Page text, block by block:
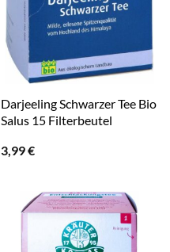
Darjeeling Schwarzer Tee Bio
Salus 15 Filterbeutel
3,99€